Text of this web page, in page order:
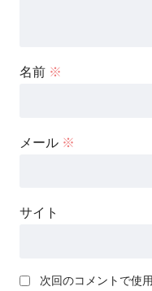
名前 ※
メール ※
サイト
次回のコメントで使